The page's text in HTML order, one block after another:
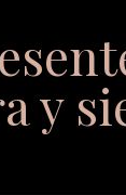
y